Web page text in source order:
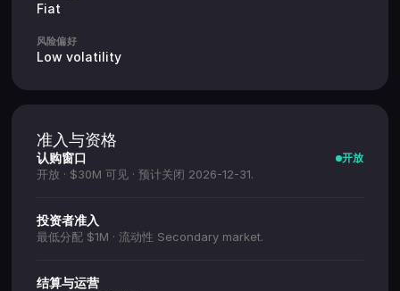
Fiat
风险偏好
Low volatility
准入与资格
认购窗口 开放
开放 · $30M 可见 · 预计关闭 2026-12-31.
投资者准入
最低分配 $1M · 流动性 Secondary market.
结算与运营